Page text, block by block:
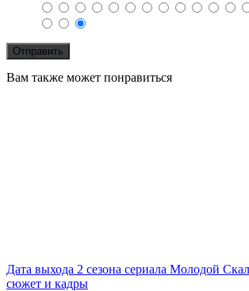
Вам также может понравиться
Дата выхода 2 сезона сериала Молодой
сюжет и кадры